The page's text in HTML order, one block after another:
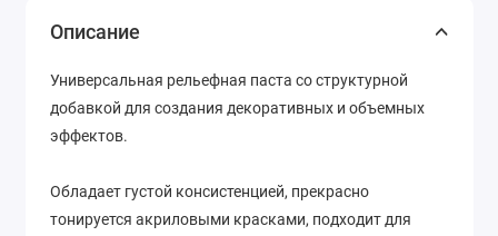
Описание
Универсальная рельефная паста со структурной
добавкой для создания декоративных и объемных
эффектов.
Обладает густой консистенцией, прекрасно
тонируется акриловыми красками, подходит для